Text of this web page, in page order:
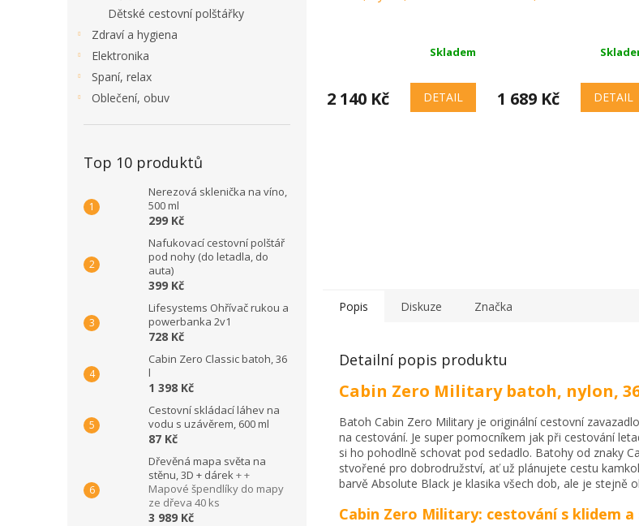
Dětské cestovní polštářky
Zdraví a hygiena
Elektronika
Spaní, relax
Oblečení, obuv
Top 10 produktů
Nerezová sklenička na víno,
500 ml
299 Kč
Nafukovací cestovní polštář
pod nohy (do letadla, do
auta)
399 Kč
Lifesystems Ohřívač rukou a
powerbanka 2v1
728 Kč
Cabin Zero Classic batoh, 36
l
1 398 Kč
Cestovní skládací láhev na
vodu s uzávěrem, 600 ml
87 Kč
Dřevěná mapa světa na
stěnu, 3D + dárek+ +
Mapové špendlíky do mapy
ze dřeva 40 ks
3 989 Kč
Skladem
2 140 Kč DETAIL 1 689 Kč DETAIL
Popis Diskuze Značka
Detailní popis produktu
Cabin Zero Military batoh, nylon,
Batoh Cabin Zero Military je originální cestovní
na cestování. Je super pomocníkem jak při cestování
si ho pohodlně schovat pod sedadlo. Batohy od znaky
stvořené pro dobrodružství, ať už plánujete cestu
barvě Absolute Black je klasika všech dob, ale je stejně
Cabin Zero Military: cestování s klidem